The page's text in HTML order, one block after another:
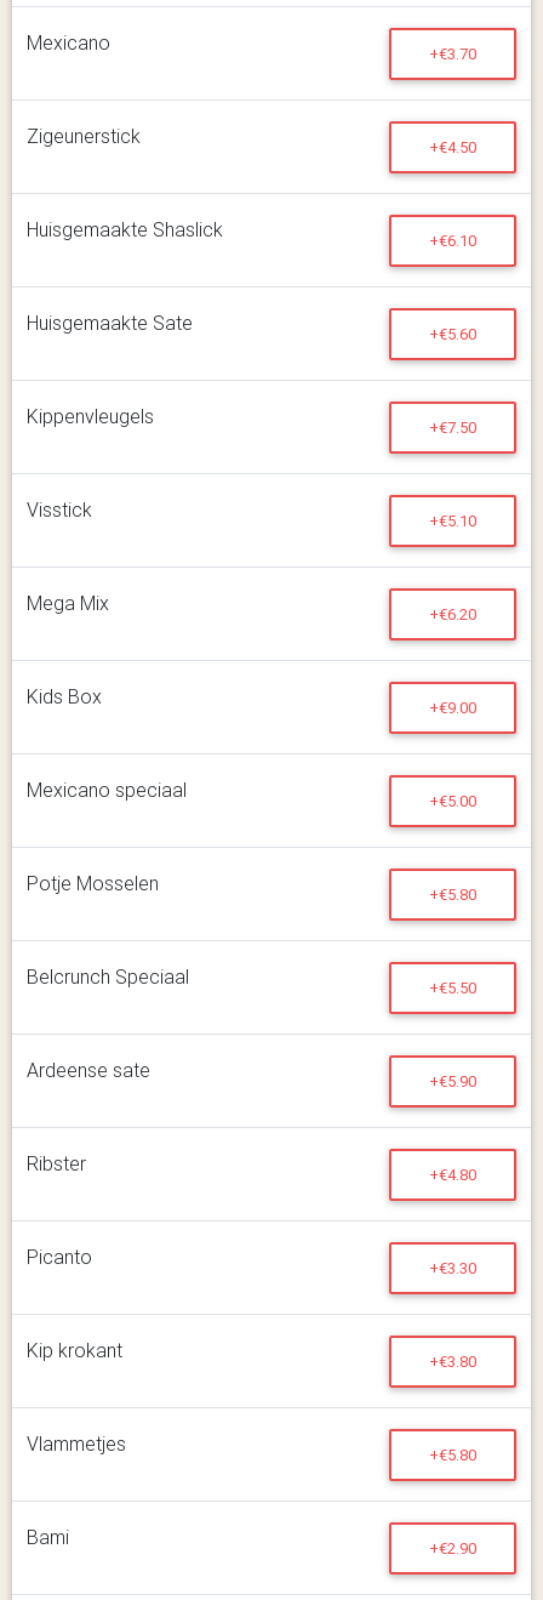
Mexicano +€3.70
Zigeunerstick +€4.50
Huisgemaakte Shaslick +€6.10
Huisgemaakte Sate +€5.60
Kippenvleugels +€7.50
Visstick +€5.10
Mega Mix +€6.20
Kids Box +€9.00
Mexicano speciaal +€5.00
Potje Mosselen +€5.80
Belcrunch Speciaal +€5.50
Ardeense sate +€5.90
Ribster +€4.80
Picanto +€3.30
Kip krokant +€3.80
Vlammetjes +€5.80
Bami +€2.90